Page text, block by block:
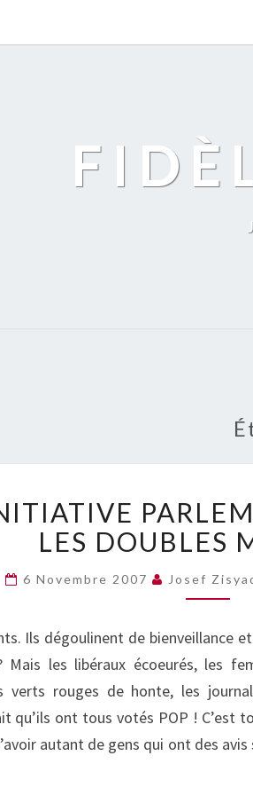
LES
LES DOUBLES
6 Novembre 2007 Josef
Ils dégoulinent de bienveillance
les libéraux écoeurés, les
verts rouges de honte, les
qu’ils ont tous votés POP ! C’est
autant de gens qui ont des